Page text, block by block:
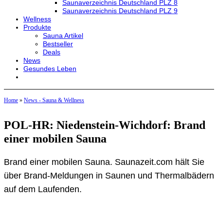
Saunaverzeichnis Deutschland PLZ 8
Saunaverzeichnis Deutschland PLZ 9
Wellness
Produkte
Sauna Artikel
Bestseller
Deals
News
Gesundes Leben
Home » News - Sauna & Wellness
POL-HR: Niedenstein-Wichdorf: Brand
einer mobilen Sauna
Brand einer mobilen Sauna. Saunazeit.com hält Sie
über Brand-Meldungen in Saunen und Thermalbädern
auf dem Laufenden.